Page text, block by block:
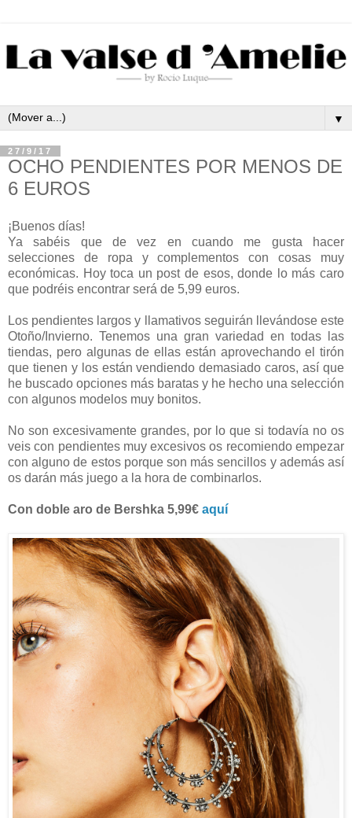
▼
27/9/17
OCHO PENDIENTES POR MENOS DE
6 EUROS
¡Buenos días!
Ya sabéis que de vez en cuando me gusta hacer
selecciones de ropa y complementos con cosas muy
económicas. Hoy toca un post de esos, donde lo más caro
que podréis encontrar será de 5,99 euros.
Los pendientes largos y llamativos seguirán llevándose este
Otoño/Invierno. Tenemos una gran variedad en todas las
tiendas, pero algunas de ellas están aprovechando el tirón
que tienen y los están vendiendo demasiado caros, así que
he buscado opciones más baratas y he hecho una selección
con algunos modelos muy bonitos.
No son excesivamente grandes, por lo que si todavía no os
veis con pendientes muy excesivos os recomiendo empezar
con alguno de estos porque son más sencillos y además así
os darán más juego a la hora de combinarlos.
Con doble aro de Bershka 5,99€ aquí